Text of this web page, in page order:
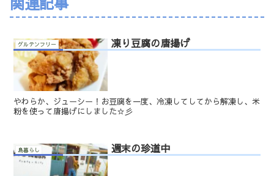
グルテンフリー 凍り豆腐の唐揚げ
やわらか、ジューシー！お豆腐を一度、冷凍してしてから解凍し、米
粉を使って唐揚げにしました☆彡
島暮らし 週末の珍道中